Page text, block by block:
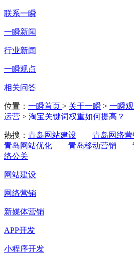
联系一瞬
一瞬新闻
行业新闻
一瞬观点
相关问答
位置： 一瞬首页 > 关于一瞬 > 一瞬
运营 > 淘宝关键词权重如何提高？
热搜： 青岛网站建设 青岛网络营
青岛网站优化
青岛移动营销
络公关
网站建设
网络营销
新媒体营销
APP开发
小程序开发